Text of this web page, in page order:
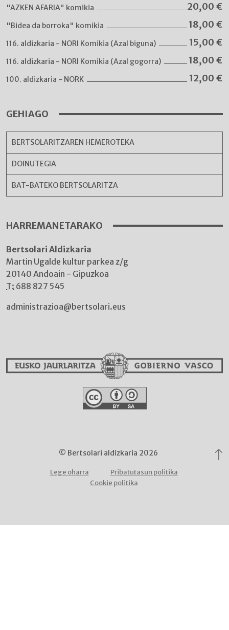
"AZKEN AFARIA" komikia 20,00 €
"Bidea da borroka" komikia 18,00 €
116. aldizkaria - NORI Komikia (Azal biguna) 15,00 €
116. aldizkaria - NORI Komikia (Azal gogorra) 18,00 €
100. aldizkaria - NORK 12,00 €
GEHIAGO
BERTSOLARITZAREN HEMEROTEKA
DOINUTEGIA
BAT-BATEKO BERTSOLARITZA
HARREMANETARAKO
Bertsolari Aldizkaria
Martin Ugalde kultur parkea z/g
20140 Andoain - Gipuzkoa
T: 688 827 545
administrazioa@bertsolari.eus
© Bertsolari aldizkaria 2026
Lege oharra
Pribatutasun politika
Cookie politika